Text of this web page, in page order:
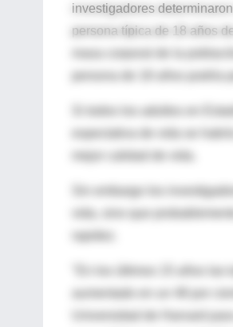
investigadores
persona típica de 18 años
masa corporal de la
Sin embargo los
rapidez.
"En los últimos 15 años
aumentado en un 48 por
Universidad de Harvard